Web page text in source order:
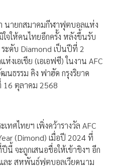
นายกสมาคมกีฬาฟุตบอลแห่ง
จให้คนไทยอีกครั้ง หลังขึ้นรับ
ะดับ Diamond เป็นปีที่ 2
เอเชีย (เอเอฟซี) ในงาน AFC
นธรรม คิง ฟาฮัด กรุงริยาด
16 ตุลาคม 2568
ศไทยฯ เพิ่งคว้ารางวัล AFC
(Dimond) เมื่อปี 2024 ที่
นี้ จะถูกเสนอชื่อให้เข้าชิงฯ อีก
ละ สหพันธ์ฟุตบอลเวียดนาม